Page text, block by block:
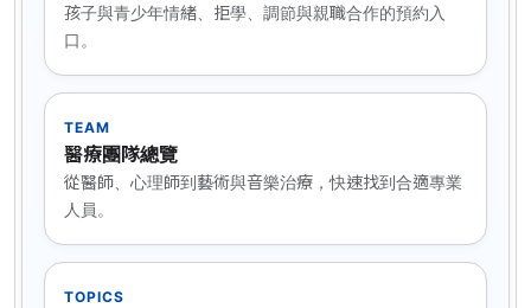
孩子與青少年情緒、拒學、調節與親職合作的預約入
口。
TEAM
醫療團隊總覽
從醫師、心理師到藝術與音樂治療，快速找到合適專業
人員。
TOPICS